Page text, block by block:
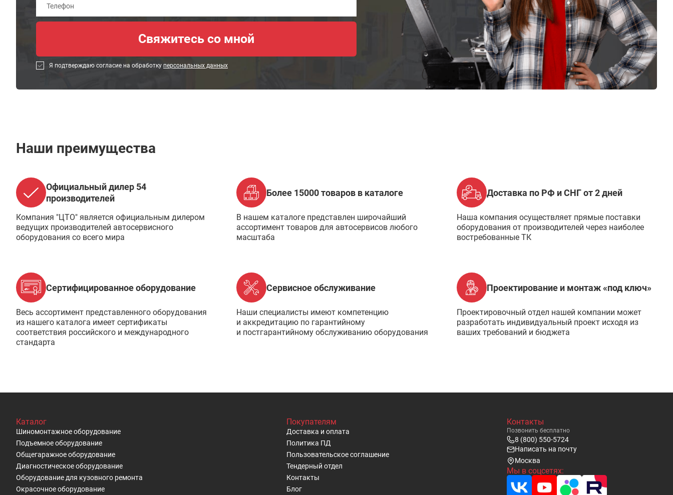
Я подтверждаю согласие на обработку персональных данных
Наши преимущества
Официальный дилер 54
производителей
Компания "ЦТО" является официальным дилером
ведущих производителей автосервисного
оборудования со всего мира
Более 15000 товаров в каталоге
В нашем каталоге представлен широчайший
ассортимент товаров для автосервисов любого
масштаба
Доставка по РФ и СНГ от 2 дней
Наша компания осуществляет прямые поставки
оборудования от производителей через наиболее
востребованные ТК
Сертифицированное оборудование
Весь ассортимент представленного оборудования
из нашего каталога имеет сертификаты
соответствия российского и международного
стандарта
Сервисное обслуживание
Наши специалисты имеют компетенцию
и аккредитацию по гарантийному
и постгарантийному обслуживанию оборудования
Проектирование и монтаж «под ключ»
Проектировочный отдел нашей компании может
разработать индивидуальный проект исходя из
ваших требований и бюджета
Каталог
Шиномонтажное оборудование
Подъемное оборудование
Общегаражное оборудование
Диагностическое оборудование
Оборудование для кузовного ремонта
Окрасочное оборудование
Покупателям
Доставка и оплата
Политика ПД
Пользовательское cоглашение
Тендерный отдел
Контакты
Блог
Контакты
Позвонить бесплатно
8 (800) 550-5724
Написать на почту
Москва
Мы в соцсетях: